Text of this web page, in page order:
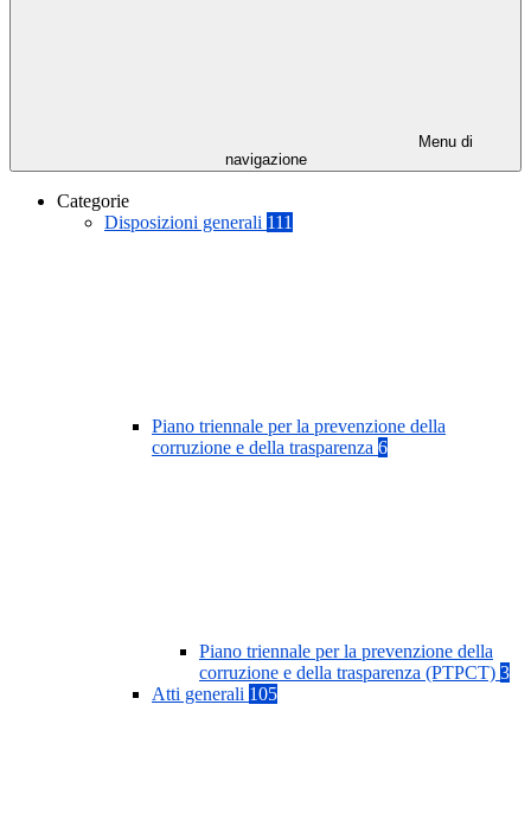
Menu di
navigazione
Categorie
Disposizioni generali 111
Piano triennale per la prevenzione della
corruzione e della trasparenza 6
Piano triennale per la prevenzione della
corruzione e della trasparenza (PTPCT) 3
Atti generali 105